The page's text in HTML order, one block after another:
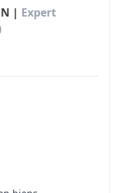
| Expert